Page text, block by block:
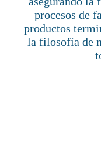
procesos de
productos
la filosofía de